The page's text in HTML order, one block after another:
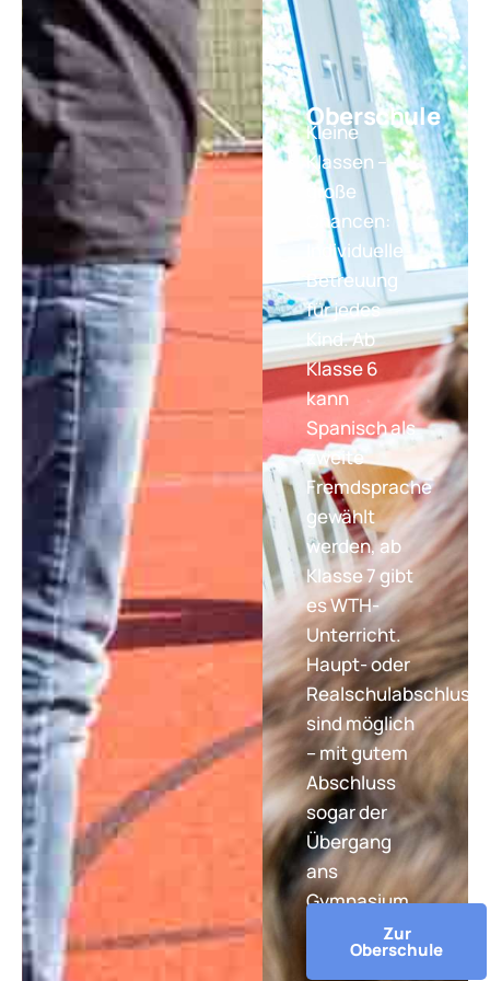
Oberschule
Kleine
Klassen –
große
Chancen:
Individuelle
Betreuung
für jedes
Kind. Ab
Klasse 6
kann
Spanisch als
zweite
Fremdsprache
gewählt
werden, ab
Klasse 7 gibt
es WTH-
Unterricht.
Haupt- oder
Realschulabschluss
sind möglich
– mit gutem
Abschluss
sogar der
Übergang
ans
Gymnasium.
Zur
Oberschule